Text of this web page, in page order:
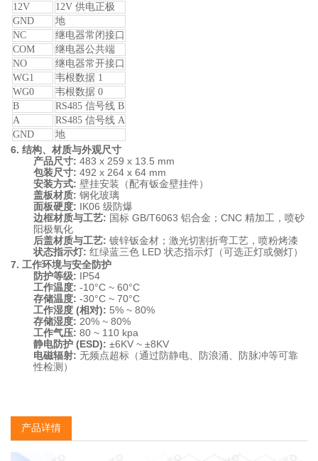
12V
12V 供电正极
GND
地
NC
继电器常闭接口
COM
继电器公共端
NO
继电器常开接口
WG1
韦根数据 1
WG0
韦根数据 0
B
RS485 信号线 B
A
RS485 信号线 A
GND
地
6. 结构、材质与外观尺寸
产品尺寸: 483 x 259 x 13.5 mm
包装尺寸: 492 x 264 x 64 mm
安装方式: 壁挂安装（配有钣金壁挂件）
盖板材质: 钢化玻璃
面板硬度: IK06 级防爆
边框材质与工艺: 国标 GB/T6063 铝合金；CNC 精加工，喷砂
阳极氧化
后盖材质与工艺: 镀锌钣金材；激光切割折弯工艺，喷粉烤漆
状态指示灯: 红绿蓝三色 LED 状态指示灯（可选正灯或侧灯）
7. 工作环境与安全防护
防护等级: IP54
工作温度: -10°C ~ 60°C
存储温度: -30°C ~ 70°C
工作湿度 (相对): 5% ~ 80%
存储湿度: 20% ~ 80%
工作气压: 80 ~ 110 kpa
静电防护 (ESD): ±6KV ~ ±8KV
电磁辐射: 无频点超标（通过防静电、防浪涌、防脉冲等可靠
性检测）
产品详情